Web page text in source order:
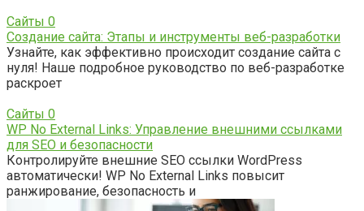
Сайты 0
Создание сайта: Этапы и инструменты веб-разработки
Узнайте, как эффективно происходит создание сайта с
нуля! Наше подробное руководство по веб-разработке
раскроет
Сайты 0
WP No External Links: Управление внешними ссылками
для SEO и безопасности
Контролируйте внешние SEO ссылки WordPress
автоматически! WP No External Links повысит
ранжирование, безопасность и